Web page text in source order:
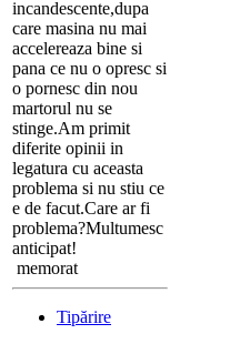
incandescente,dupa
care masina nu mai
accelereaza bine si
pana ce nu o opresc si
o pornesc din nou
martorul nu se
stinge.Am primit
diferite opinii in
legatura cu aceasta
problema si nu stiu ce
e de facut.Care ar fi
problema?Multumesc
anticipat!
memorat
Tipărire